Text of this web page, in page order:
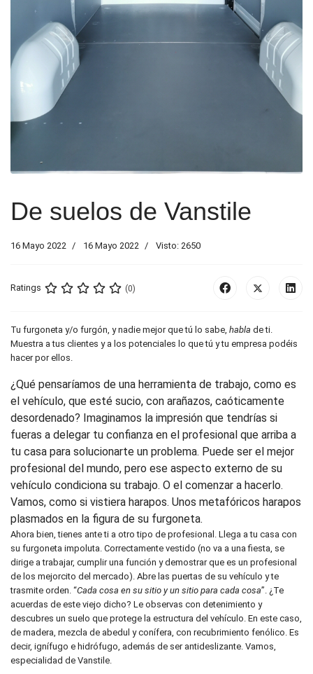
De suelos de Vanstile
16 Mayo 2022 16 Mayo 2022 Visto: 2650
Ratings (0)
Tu furgoneta y/o furgón, y nadie mejor que tú lo sabe, habla de ti.
Muestra a tus clientes y a los potenciales lo que tú y tu empresa podéis
hacer por ellos.
¿Qué pensaríamos de una herramienta de trabajo, como es
el vehículo, que esté sucio, con arañazos, caóticamente
desordenado? Imaginamos la impresión que tendrías si
fueras a delegar tu confianza en el profesional que arriba a
tu casa para solucionarte un problema. Puede ser el mejor
profesional del mundo, pero ese aspecto externo de su
vehículo condiciona su trabajo. O el comenzar a hacerlo.
Vamos, como si vistiera harapos. Unos metafóricos harapos
plasmados en la figura de su furgoneta.
Ahora bien, tienes ante ti a otro tipo de profesional. Llega a tu casa con
su furgoneta impoluta. Correctamente vestido (no va a una fiesta, se
dirige a trabajar, cumplir una función y demostrar que es un profesional
de los mejorcito del mercado). Abre las puertas de su vehículo y te
trasmite orden. “Cada cosa en su sitio y un sitio para cada cosa”. ¿Te
acuerdas de este viejo dicho? Le observas con detenimiento y
descubres un suelo que protege la estructura del vehículo. En este caso,
de madera, mezcla de abedul y conífera, con recubrimiento fenólico. Es
decir, ignífugo e hidrófugo, además de ser antideslizante. Vamos,
especialidad de Vanstile.